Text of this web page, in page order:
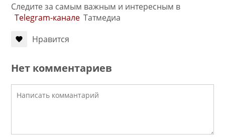
Следите за самым важным и интересным в
Telegram-канале Татмедиа
Нравится
Нет комментариев